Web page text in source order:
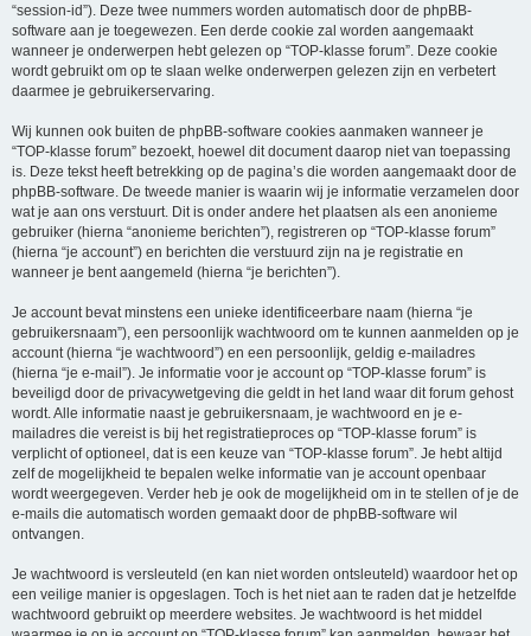
“session-id”). Deze twee nummers worden automatisch door de phpBB-
software aan je toegewezen. Een derde cookie zal worden aangemaakt
wanneer je onderwerpen hebt gelezen op “TOP-klasse forum”. Deze cookie
wordt gebruikt om op te slaan welke onderwerpen gelezen zijn en verbetert
daarmee je gebruikerservaring.
Wij kunnen ook buiten de phpBB-software cookies aanmaken wanneer je
“TOP-klasse forum” bezoekt, hoewel dit document daarop niet van toepassing
is. Deze tekst heeft betrekking op de pagina’s die worden aangemaakt door de
phpBB-software. De tweede manier is waarin wij je informatie verzamelen door
wat je aan ons verstuurt. Dit is onder andere het plaatsen als een anonieme
gebruiker (hierna “anonieme berichten”), registreren op “TOP-klasse forum”
(hierna “je account”) en berichten die verstuurd zijn na je registratie en
wanneer je bent aangemeld (hierna “je berichten”).
Je account bevat minstens een unieke identificeerbare naam (hierna “je
gebruikersnaam”), een persoonlijk wachtwoord om te kunnen aanmelden op je
account (hierna “je wachtwoord”) en een persoonlijk, geldig e-mailadres
(hierna “je e-mail”). Je informatie voor je account op “TOP-klasse forum” is
beveiligd door de privacywetgeving die geldt in het land waar dit forum gehost
wordt. Alle informatie naast je gebruikersnaam, je wachtwoord en je e-
mailadres die vereist is bij het registratieproces op “TOP-klasse forum” is
verplicht of optioneel, dat is een keuze van “TOP-klasse forum”. Je hebt altijd
zelf de mogelijkheid te bepalen welke informatie van je account openbaar
wordt weergegeven. Verder heb je ook de mogelijkheid om in te stellen of je de
e-mails die automatisch worden gemaakt door de phpBB-software wil
ontvangen.
Je wachtwoord is versleuteld (en kan niet worden ontsleuteld) waardoor het op
een veilige manier is opgeslagen. Toch is het niet aan te raden dat je hetzelfde
wachtwoord gebruikt op meerdere websites. Je wachtwoord is het middel